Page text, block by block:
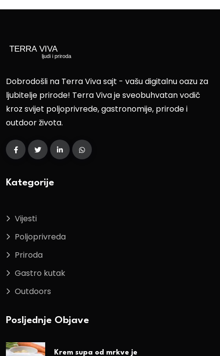
Dobrodošli na Terra Viva sajt - vašu digitalnu oazu za
ljubitelje prirode! Terra Viva je sveobuhvatan vodič
kroz svijet poljoprivrede, gastronomije, prirode i
outdoor života.
Kategorije
Vijesti
Poljoprivreda
Priroda
Gastro kutak
Outdoors
Posljednje Objave
Krem supa od mrkve je